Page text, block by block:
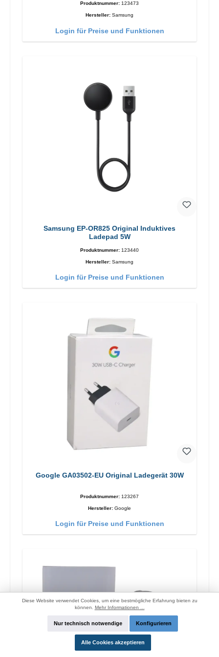
Produktnummer: 123473
Hersteller: Samsung
Login für Preise und Funktionen
Samsung EP-OR825 Original Induktives
Ladepad 5W
Produktnummer: 123440
Hersteller: Samsung
Login für Preise und Funktionen
Google GA03502-EU Original Ladegerät 30W
Produktnummer: 123267
Hersteller: Google
Login für Preise und Funktionen
Diese Website verwendet Cookies, um eine bestmögliche Erfahrung bieten zu
können. Mehr Informationen ...
Nur technisch notwendige Konfigurieren
Alle Cookies akzeptieren